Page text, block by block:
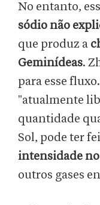
No entanto,
sódio não
que produz a
Geminídeas.
para esse
"atualmente
quantidade
Sol, pode ter
intensidade no
outros gases